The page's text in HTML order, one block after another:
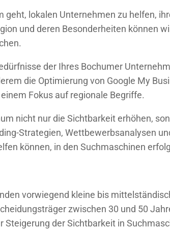
geht, lokalen Unternehmen zu helfen,
und deren Besonderheiten können
der Ihres Bochumer
die Optimierung von Google My
Fokus auf regionale Begriffe.
nicht nur die Sichtbarkeit erhöhen,
Strategien, Wettbewerbsanalysen
können, in den Suchmaschinen
vorwiegend kleine bis
zwischen 30 und 50
der Sichtbarkeit in